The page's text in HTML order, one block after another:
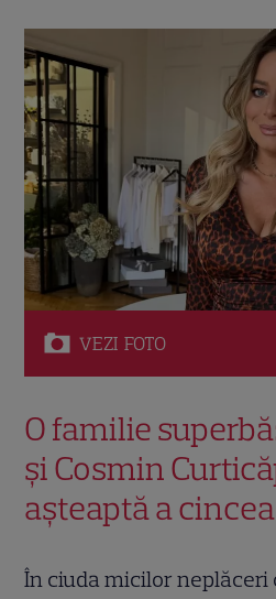
VEZI FOTO
O familie
și Cosmin
așteaptă a
În ciuda micilor neplăceri